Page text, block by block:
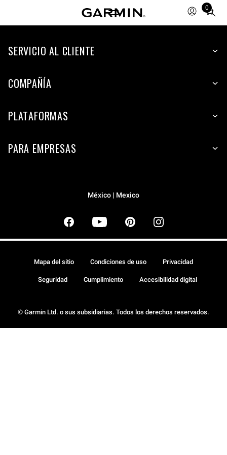
0
Total
items
cart:
SERVICIO AL CLIENTE
COMPAÑÍA
PLATAFORMAS
PARA EMPRESAS
México | Mexico
© Garmin Ltd. o sus subsidiarias. Todos los derechos reservados.
Mapa del sitio Condiciones de uso Privacidad
Seguridad Cumplimiento Accesibilidad digital